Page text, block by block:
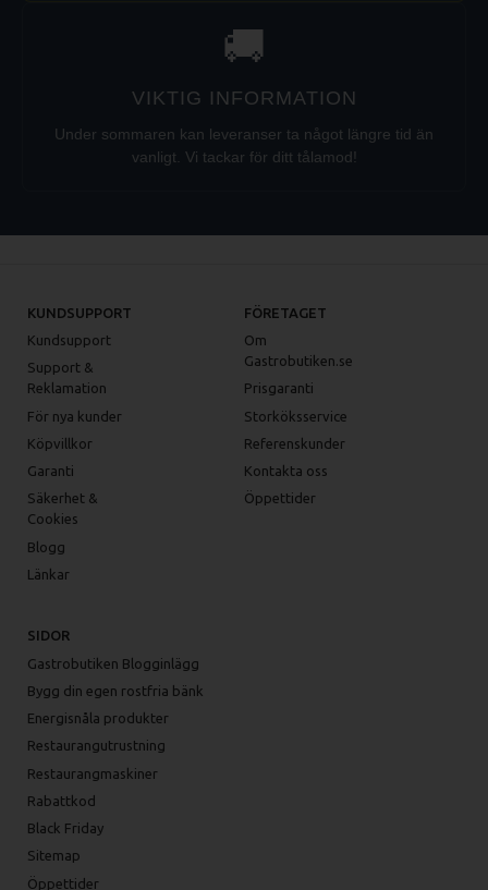
🚚
VIKTIG INFORMATION
Under sommaren kan leveranser ta något längre tid än
vanligt. Vi tackar för ditt tålamod!
KUNDSUPPORT
Kundsupport
Support &
Reklamation
För nya kunder
Köpvillkor
Garanti
Säkerhet &
Cookies
Blogg
Länkar
FÖRETAGET
Om
Gastrobutiken.se
Prisgaranti
Storköksservice
Referenskunder
Kontakta oss
Öppettider
SIDOR
Gastrobutiken Blogginlägg
Bygg din egen rostfria bänk
Energisnåla produkter
Restaurangutrustning
Restaurangmaskiner
Rabattkod
Black Friday
Sitemap
Öppettider